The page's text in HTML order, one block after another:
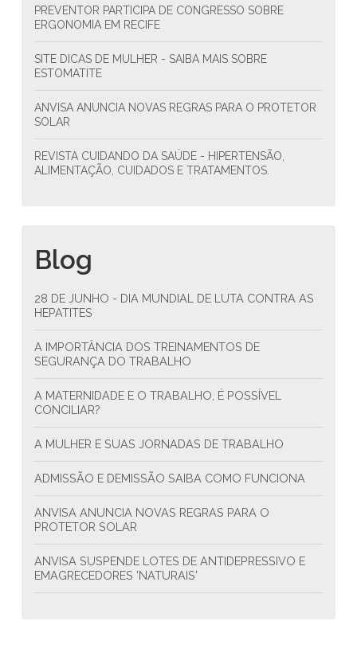
PREVENTOR PARTICIPA DE CONGRESSO SOBRE
ERGONOMIA EM RECIFE
SITE DICAS DE MULHER - SAIBA MAIS SOBRE
ESTOMATITE
ANVISA ANUNCIA NOVAS REGRAS PARA O PROTETOR
SOLAR
REVISTA CUIDANDO DA SAÚDE - HIPERTENSÃO,
ALIMENTAÇÃO, CUIDADOS E TRATAMENTOS.
Blog
28 DE JUNHO - DIA MUNDIAL DE LUTA CONTRA AS
HEPATITES
A IMPORTÂNCIA DOS TREINAMENTOS DE
SEGURANÇA DO TRABALHO
A MATERNIDADE E O TRABALHO, É POSSÍVEL
CONCILIAR?
A MULHER E SUAS JORNADAS DE TRABALHO
ADMISSÃO E DEMISSÃO SAIBA COMO FUNCIONA
ANVISA ANUNCIA NOVAS REGRAS PARA O
PROTETOR SOLAR
ANVISA SUSPENDE LOTES DE ANTIDEPRESSIVO E
EMAGRECEDORES 'NATURAIS'